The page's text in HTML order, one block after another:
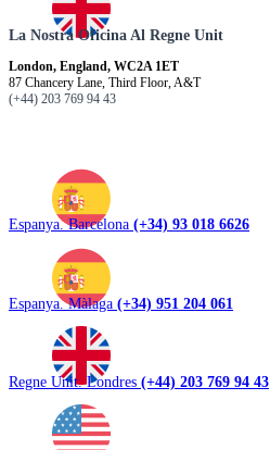
La Nostra Oficina Al Regne Unit
London, England, WC2A 1ET
87 Chancery Lane, Third Floor, A&T
(+44) 203 769 94 43
Espanya. Barcelona (+34) 93 018 6626
Espanya. Màlaga (+34) 951 204 061
Regne Unit. Londres (+44) 203 769 94 43